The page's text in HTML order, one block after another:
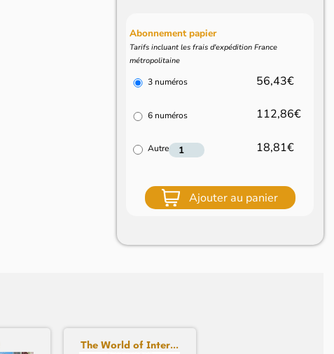
Abonnement papier
Tarifs incluant les frais d'expédition France
métropolitaine
3 numéros 56,43€
6 numéros 112,86€
Autre 18,81€
Ajouter au panier
The World of Inter...